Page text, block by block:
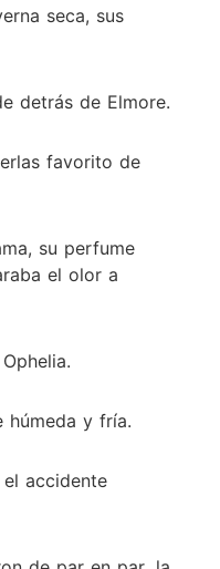
seca, sus
detrás de Elmore.
favorito de
su perfume
el olor a
húmeda y fría.
el accidente